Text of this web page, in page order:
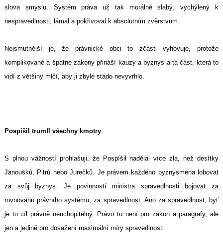
slova smyslu. Systém práva už tak morálně slabý, vychýlený k
nespravedlnosti, lámal a pokřivoval k absolutním zvěrstvům.
Nejsmutnější je, že právnické obci to zčásti vyhovuje, protože
komplikované a špatné zákony přináší kauzy a byznys a ta část, která to
vidí z většiny mlčí, aby ji zbylé stádo nevyvrhlo.
Pospíšil trumfl všechny kmotry
S plnou vážností prohlašuji, že Pospíšil nadělal více zla, než desítky
Janoušků, Pitrů nebo Jurečků. Je právem každého byznysmena lobovat
za svůj byznys. Je povinností ministra spravedlnosti bojovat za
rovnováhu právního systému, za spravedlnost. Ano za spravedlnost, byť
je to cíl právně neuchopitelný. Právo tu není pro zákon a paragrafy, ale
jen a jedině pro dosažení maximální míry spravedlnosti.